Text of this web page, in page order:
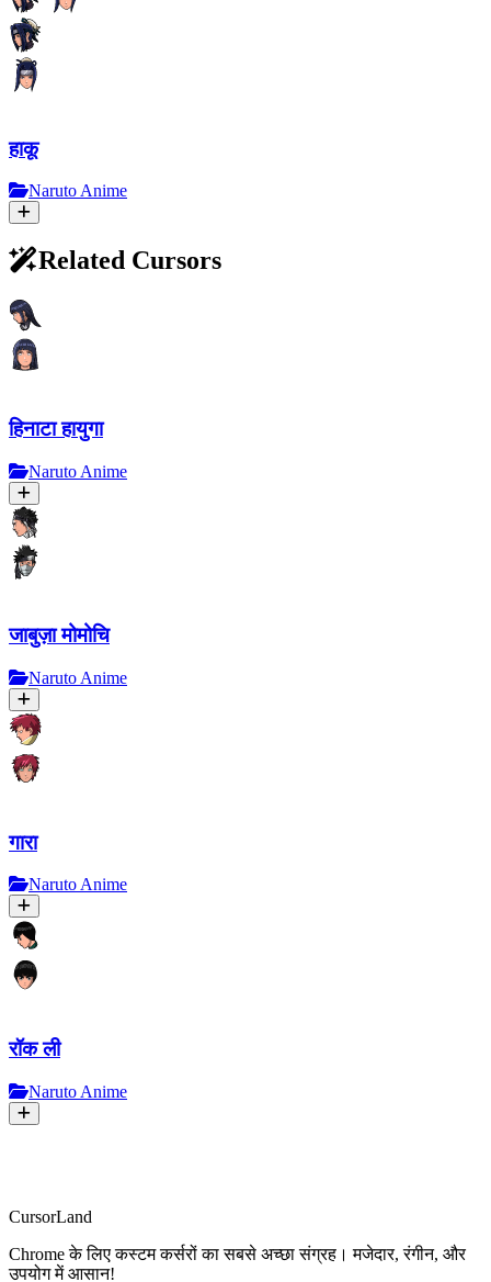
हाकू
Naruto Anime
Related Cursors
हिनाटा हायुगा
Naruto Anime
जाबुज़ा मोमोचि
Naruto Anime
गारा
Naruto Anime
रॉक ली
Naruto Anime
CursorLand
Chrome के लिए कस्टम कर्सरों का सबसे अच्छा संग्रह। मजेदार, रंगीन, और
उपयोग में आसान!